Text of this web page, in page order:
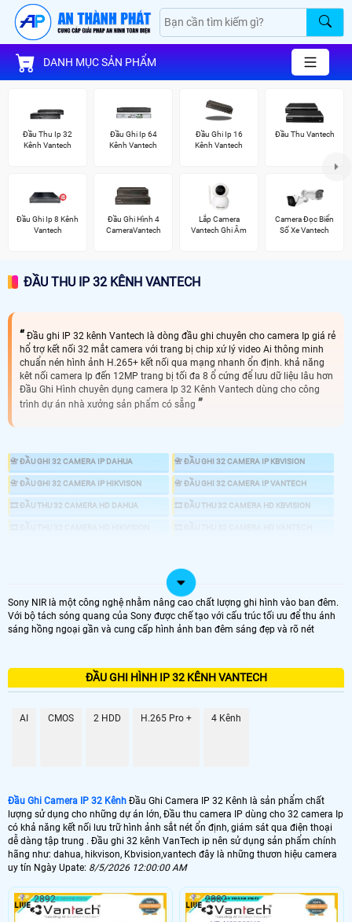
DANH MỤC SẢN PHẨM
Đầu Thu Ip 32
Kênh Vantech
Đầu Ghi Ip 64
Kênh Vantech
Đầu Ghi Ip 16
Kênh Vantech
Đầu Thu Vantech
Đầu Ghi Ip 8 Kênh
Vantech
Đầu Ghi Hình 4
CameraVantech
Lắp Camera
Vantech Ghi Âm
Camera Đọc Biển
Số Xe Vantech
ĐẦU THU IP 32 KÊNH VANTECH
Đầu ghi IP 32 kênh Vantech là dòng đầu ghi chuyên cho camera Ip giá rẻ
hổ trợ kết nối 32 mắt camera với trang bị chip xứ lý video Ai thông minh
chuẩn nén hình ảnh H.265+ kết nối qua mạng nhanh ổn định. khả năng
kêt nối camera Ip đến 12MP trang bị tối đa 8 ổ cứng để lưu dữ liệu lâu hơn
Đầu Ghi Hình chuyên dụng camera Ip 32 Kênh Vantech dùng cho công
trình dự án nhà xưởng sản phẩm có sẵng
📇 ĐẦU GHI 32 CAMERA IP DAHUA 📇 ĐẦU GHI 32 CAMERA IP KBVISION
📇 ĐẦU GHI 32 CAMERA IP HIKVISON 📇 ĐẦU GHI 32 CAMERA IP VANTECH
🎞 ĐẦU THU 32 CAMERA HD DAHUA 🎞 ĐẦU THU 32 CAMERA HD KBVISION
♋ ĐẦU GHI 32 KÊNH IP
25.000.000 VNĐ DS-7732NI-K4/16P
🗄 Đầu Thu Camera IP 32 Kênh Giá Rẻ
5.500,000 VNĐ DHI-NVR4232-4KS2/L
📬 Đầu Thu Camera IP 32 Kênh Chính Hãng
7.000.000 VNĐ KX-C4K8232SN2
Sony NIR là một công nghệ nhằm nâng cao chất lượng ghi hình vào ban đêm.
Với bộ tách sóng quang của Sony được chế tạo với cấu trúc tối ưu để thu ánh
sáng hồng ngoại gần và cung cấp hình ảnh ban đêm sáng đẹp và rõ nét
ĐẦU GHI HÌNH IP 32 KÊNH VANTECH
AI CMOS 2 HDD H.265 Pro + 4 Kênh
Đầu Ghi Camera IP 32 Kênh Đầu Ghi Camera IP 32 Kênh là sản phẩm chất
lượng sử dụng cho những dự án lớn, Đầu thu camera IP dùng cho 32 camera Ip
có khả năng kết nối lưu trữ hình ảnh sắt nét ổn định, giám sát qua điện thoại
dễ dàng tập trung . Đầu ghi 32 kênh VanTech ip nên sử dụng sản phẩm chính
hãng như: dahua, hikvison, Kbvision,vantech đây là những thươn hiệu camera
uy tín Ngày Upate: 8/5/2026 12:00:00 AM
2892 2882